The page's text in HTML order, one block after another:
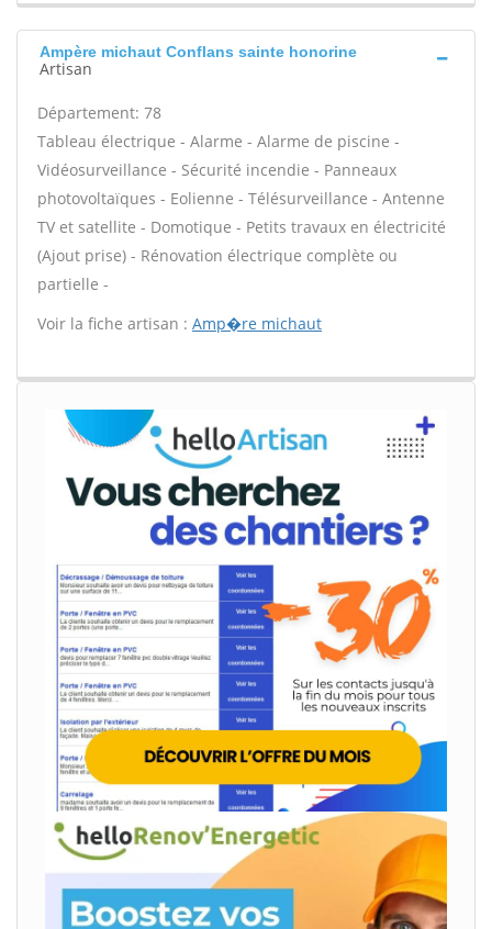
Ampère michaut Conflans sainte honorine
Artisan
Département: 78
Tableau électrique - Alarme - Alarme de piscine -
Vidéosurveillance - Sécurité incendie - Panneaux
photovoltaïques - Eolienne - Télésurveillance - Antenne
TV et satellite - Domotique - Petits travaux en électricité
(Ajout prise) - Rénovation électrique complète ou
partielle -
Voir la fiche artisan : Amp�re michaut